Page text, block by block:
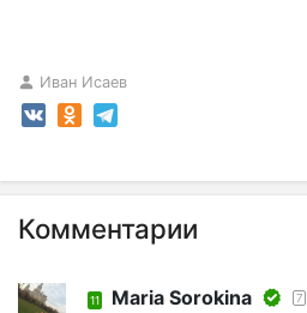
Иван Исаев
Комментарии
11 Maria Sorokina 7